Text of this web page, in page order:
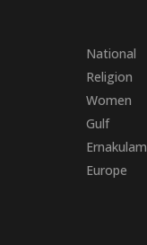
National
Religion
Women
Gulf
Ernakulam
Europe